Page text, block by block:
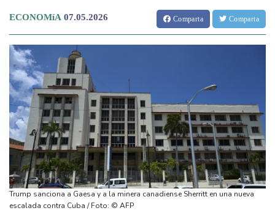
ECONOMíA 07.05.2026 Comparta Comparta
Trump sanciona a Gaesa y a la minera canadiense Sherritt en una nueva
escalada contra Cuba / Foto: © AFP